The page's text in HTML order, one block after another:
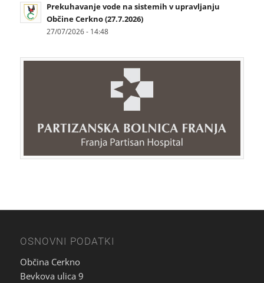
Prekuhavanje vode na sistemih v upravljanju
Občine Cerkno (27.7.2026)
27/07/2026 - 14:48
OSNOVNI PODATKI
Občina Cerkno
Bevkova ulica 9